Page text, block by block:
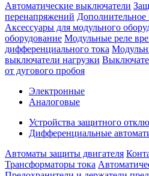
Автоматические выключатели
перенапряжений Дополнительное
Аксессуары для модульного
оборудование Модульные реле
дифференциального тока
выключатели нагрузки
от дугового пробоя
Электронные
Аналоговые
Устройства защитного
Дифференциальные
Автоматы защиты двигателя
Трансформаторы тока